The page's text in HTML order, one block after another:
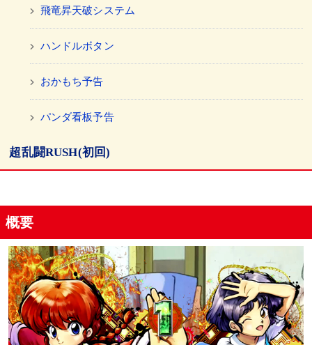
飛竜昇天破システム
ハンドルボタン
おかもち予告
パンダ看板予告
超乱闘RUSH(初回)
テンパイ煽り
超乱闘RUSH(2連目以降)
変動時間
概要